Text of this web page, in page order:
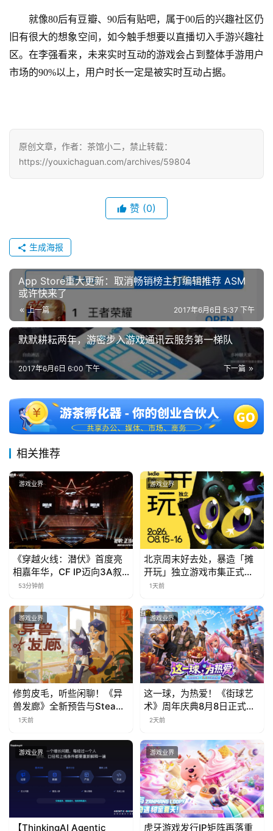
就像80后有豆瓣、90后有贴吧，属于00后的兴趣社区仍
旧有很大的想象空间，如今触手想要以直播切入手游兴趣社
区。在李强看来，未来实时互动的游戏会占到整体手游用户
市场的90%以上，用户时长一定是被实时互动占据。
原创文章，作者：茶馆小二，禁止转载：
https://youxichaguan.com/archives/59804
赞 (0)
生成海报
App Store重大更新：取消畅销榜主打编辑推荐 ASM
或许快来了
上一篇 2017年6月6日 5:37 下午
默默耕耘两年，游密步入游戏通讯云服务第一梯队
下一篇
2017年6月6日 6:00 下午
相关推荐
游戏业界
《穿越火线：潜伏》首度亮
相嘉年华，CF IP迈向3A叙
事新高度
53分钟前
游戏业界
北京周末好去处，暴造「摊
开玩」独立游戏市集正式开
票！
1天前
游戏业界
修剪皮毛，听些闲聊！《异
兽发廊》全新预告与Steam
免费试玩公开
1天前
游戏业界
这一球，为热爱！《街球艺
术》周年庆典8月8日正式上
线，多重福利与全新内容同
2天前
游戏业界
【ThinkingAI Agentic
游戏业界
虎牙游戏发行IP矩阵再落重